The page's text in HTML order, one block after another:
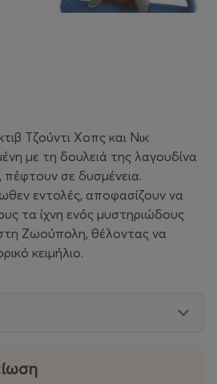
Τζούντι Χοπς και Νικ
με τη δουλειά της λαγουδίνα
πέφτουν σε δυσμένεια.
εντολές, αποφασίζουν να
τα ίχνη ενός μυστηριώδους
Ζωούπολη, θέλοντας να
κειμήλιο.